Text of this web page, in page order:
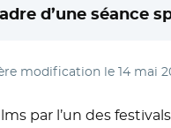
d’une séance
modification le 14 mai
par l’un des